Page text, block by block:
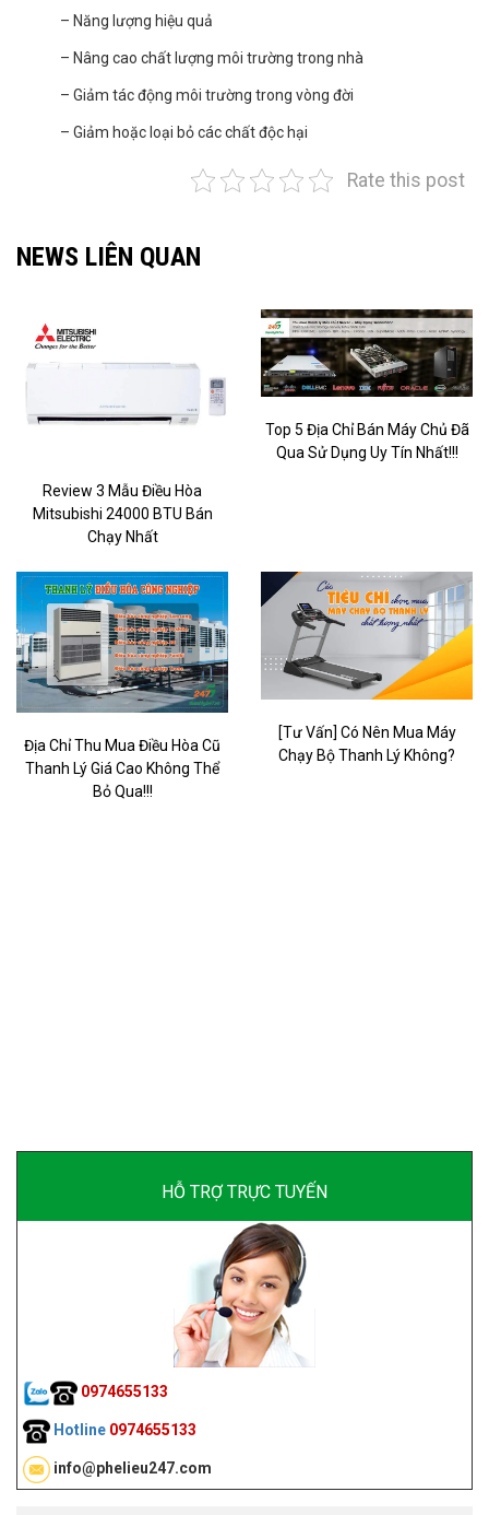
– Năng lượng hiệu quả
– Nâng cao chất lượng môi trường trong nhà
– Giảm tác động môi trường trong vòng đời
– Giảm hoặc loại bỏ các chất độc hại
Rate this post
NEWS LIÊN QUAN
Review 3 Mẫu Điều Hòa
Mitsubishi 24000 BTU Bán
Chạy Nhất
Top 5 Địa Chỉ Bán Máy Chủ Đã
Qua Sử Dụng Uy Tín Nhất!!!
Địa Chỉ Thu Mua Điều Hòa Cũ
Thanh Lý Giá Cao Không Thể
Bỏ Qua!!!
[Tư Vấn] Có Nên Mua Máy
Chạy Bộ Thanh Lý Không?
HỖ TRỢ TRỰC TUYẾN
0974655133
Hotline 0974655133
info@phelieu247.com